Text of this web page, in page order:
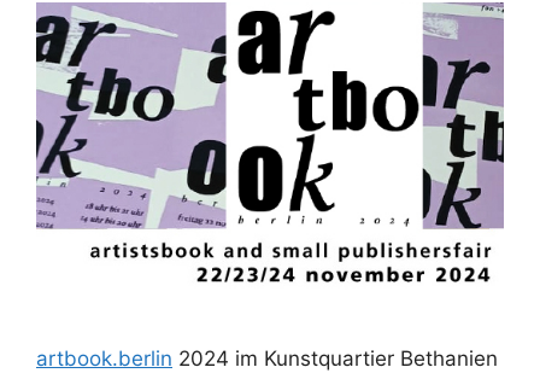
artbook.berlin 2024 im Kunstquartier Bethanien